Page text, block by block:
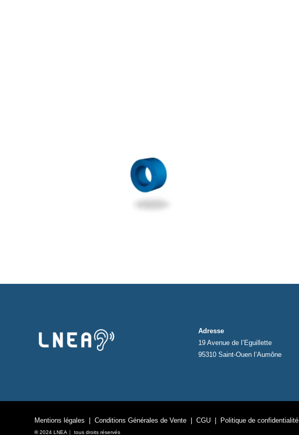
Adresse
19 Avenue de l’Eguillette
95310 Saint-Ouen l’Aumône
Mentions légales |Conditions Générales de Vente |CGU Politique de confidentialité
©2024 LNEA｜ tous droits réservés